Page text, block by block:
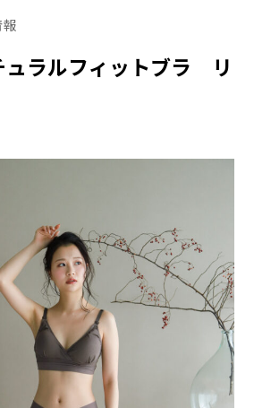
ュラルフィットブラ リ